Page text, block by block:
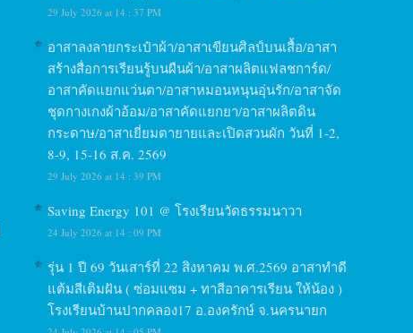
29 July 2026 at 14 : 37 PM
อาสาลงลายกระเป๋าผ้า/อาสาเขียนศิลป์บนเสื้อ/อาสา
สร้างสื่อการเรียนรู้บนผืนผ้า/อาสาผลิตแฟลชการ์ด/
อาสาคัดแยกแว่นตา/อาสาหมอนหนุนอุ่นรัก/อาสาจัด
ชุดกางเกงผ้าอ้อม/อาสาคัดแยกยา/อาสาผลิตดิน
กระดาษ/อาสาเยี่ยมตายายและเปิดสวนผัก วันที่ 1-2,
8-9, 15-16 ส.ค. 2569
29 July 2026 at 14 : 39 PM
Saving Energy 101 @ โรงเรียนวัดธรรมนาวา
24 July 2026 at 14 : 09 PM
รุ่น 1 ปี 69 วันเสาร์ที่ 22 สิงหาคม พ.ศ.2569 อาสาทำดี
แต้มสีเติมฝัน ( ซ่อมแซม + ทาสีอาคารเรียน ให้น้อง )
โรงเรียนบ้านปากคลอง17 อ.องครักษ์ จ.นครนายก